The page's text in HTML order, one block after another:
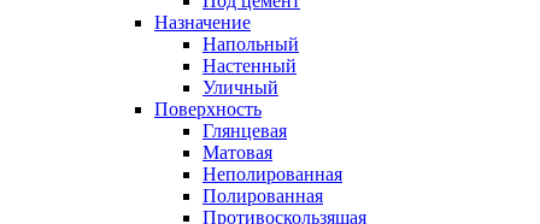
Назначение
Напольный
Настенный
Уличный
Поверхность
Глянцевая
Матовая
Неполированная
Полированная
Противоскользящая